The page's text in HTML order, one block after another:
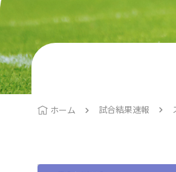
大会・イベント
1種（一般・大学）
4種（小学生）
はじめてのサッ
協会概要
地区協会
ホーム 試合結果速報